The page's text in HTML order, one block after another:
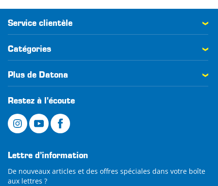
Service clientèle
Catégories
Plus de Datona
Restez à l'écoute
Lettre d’information
De nouveaux articles et des offres spéciales dans votre boîte
aux lettres ?